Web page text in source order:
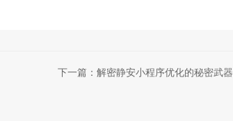
下一篇：解密静安小程序优化的秘密武器